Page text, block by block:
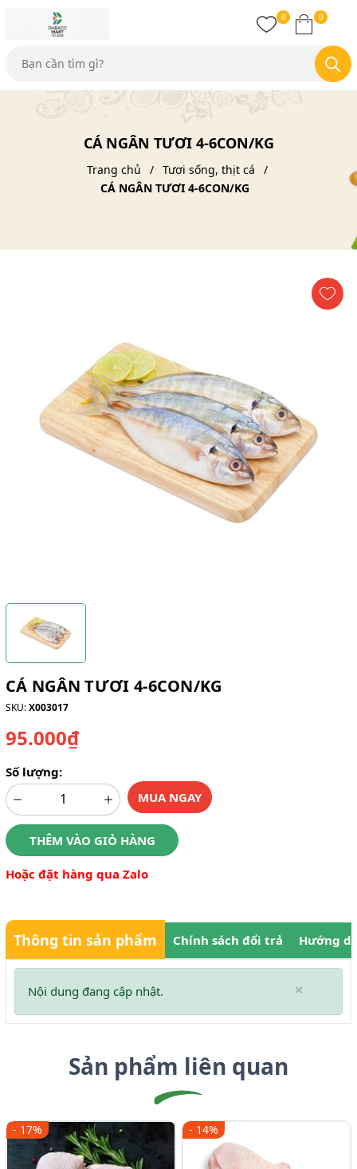
0 0
CÁ NGÂN TƯƠI 4-6CON/KG
Trang chủ
Tươi sống, thịt cá
CÁ NGÂN TƯƠI 4-6CON/KG
CÁ NGÂN TƯƠI 4-6CON/KG
SKU:X003017
95.000₫
Số lượng:
MUA NGAY
THÊM VÀO GIỎ HÀNG
Hoặc đặt hàng qua Zalo
Thông tin sản phẩm Chính sách đổi trả Hướng
×
Nội dung đang cập nhật.
Sản phẩm liên quan
- 17% - 14%